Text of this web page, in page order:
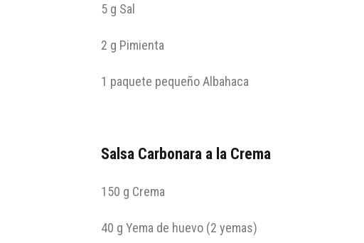
5 g Sal
2 g Pimienta
1 paquete pequeño Albahaca
Salsa Carbonara a la Crema
150 g Crema
40 g Yema de huevo (2 yemas)